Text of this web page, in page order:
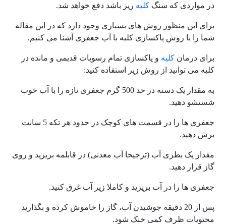
در مواردی که سنگ کلیه ریز باشد دفع خواهد شد.
برای این منظور روش های بسیاری وجود دارد که در این مقاله
شما را با روش پاکسازی کلیه با آب جعفری آشنا می کنیم.
برای درمان کلیه و پاکسازی تمام رسوبات قدیمی و مانده در
کلیه می توانید از روش زیر استفاده کنید:
به مقدار یک دسته در حد 500 گرم جعفری تازه را با آب خوب
شستشو دهید.
جعفری ها را در قسمت های کوچک در حدود هر تکه 5 سانت
برش دهید.
مقدار یک بطری آب (ترجیحا آب معدنی) در قابلمه بریزید و روی
گاز قرار دهید.
جعفری ها را در آب بریزید و کاملا زیر آب غرق کنید.
پس از 20 دقیقه جوشیدن آب، گاز را خاموش کرده و بگذارید
محتویات ظرف کمی خنک شود.